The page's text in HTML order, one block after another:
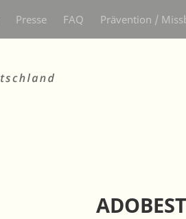
Presse FAQ Prävention /